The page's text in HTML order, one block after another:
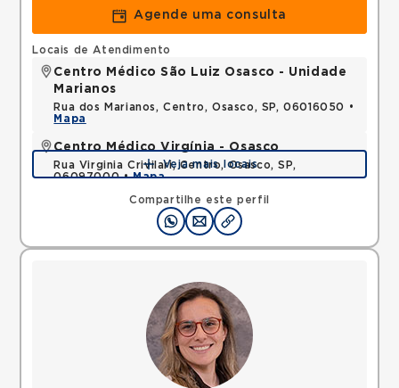
Agende uma consulta
Compartilhe este perfil
Locais de Atendimento
Centro Médico São Luiz Osasco - Unidade
Marianos
Rua dos Marianos, Centro, Osasco, SP, 06016050 •
Mapa
Centro Médico Virgínia - Osasco
Rua Virginia Crivilari, Centro, Osasco, SP,
06097000 •Mapa
Veja mais locais